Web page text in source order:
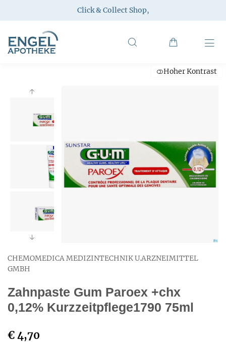
Click & Collect Shop,
Hoher Kontrast
CHEMOMEDICA MEDIZINTECHNIK U.ARZNEIMITTEL
GMBH
Zahnpaste Gum Paroex +chx
0,12% Kurzzeitpflege1790 75ml
€ 4,70